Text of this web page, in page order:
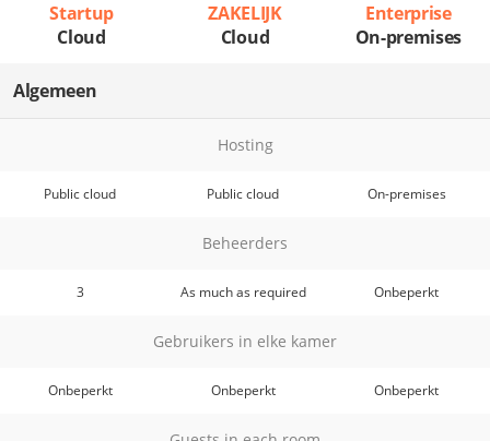
Startup
Cloud
ZAKELIJK
Cloud
Enterprise
On-premises
Algemeen
Hosting
Public cloud Public cloud On-premises
Beheerders
3 As much as required Onbeperkt
Gebruikers in elke kamer
Onbeperkt Onbeperkt Onbeperkt